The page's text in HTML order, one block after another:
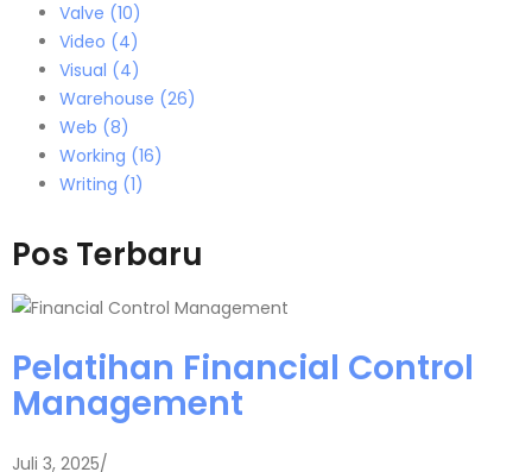
Valve (10)
Video (4)
Visual (4)
Warehouse (26)
Web (8)
Working (16)
Writing (1)
Pos Terbaru
Pelatihan Financial Control
Management
Juli 3, 2025/